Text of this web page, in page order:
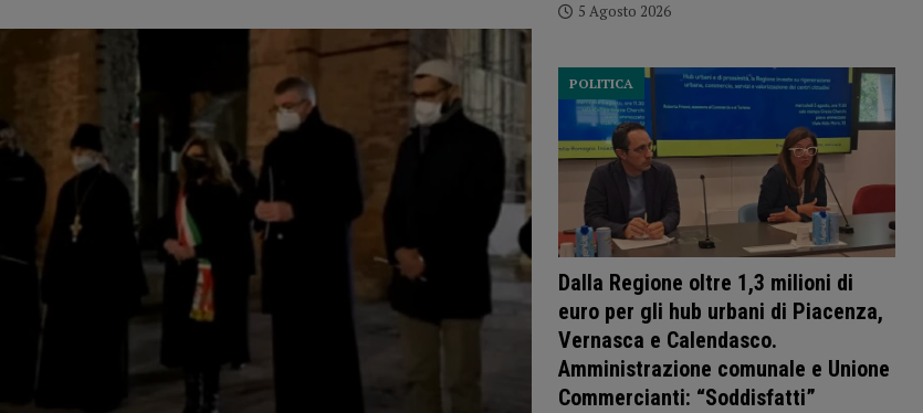
5 Agosto 2026
Dalla Regione oltre 1,3 milioni di
euro per gli hub urbani di Piacenza,
Vernasca e Calendasco.
Amministrazione comunale e Unione
Commercianti: “Soddisfatti”
POLITICA